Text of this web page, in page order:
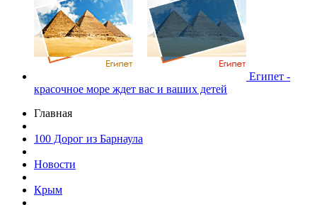
Египет -
красочное море ждет вас и ваших детей
Главная
100 Дорог из Барнаула
Новости
Крым